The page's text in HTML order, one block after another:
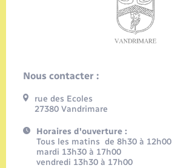
Nous contacter :
rue des Ecoles
27380 Vandrimare
Horaires d'ouverture :
Tous les matins de 8h30 à 12h00
mardi 13h30 à 17h00
vendredi 13h30 à 17h00